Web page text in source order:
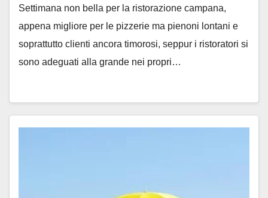
Settimana non bella per la ristorazione campana,
appena migliore per le pizzerie ma pienoni lontani e
soprattutto clienti ancora timorosi, seppur i ristoratori si
sono adeguati alla grande nei propri…